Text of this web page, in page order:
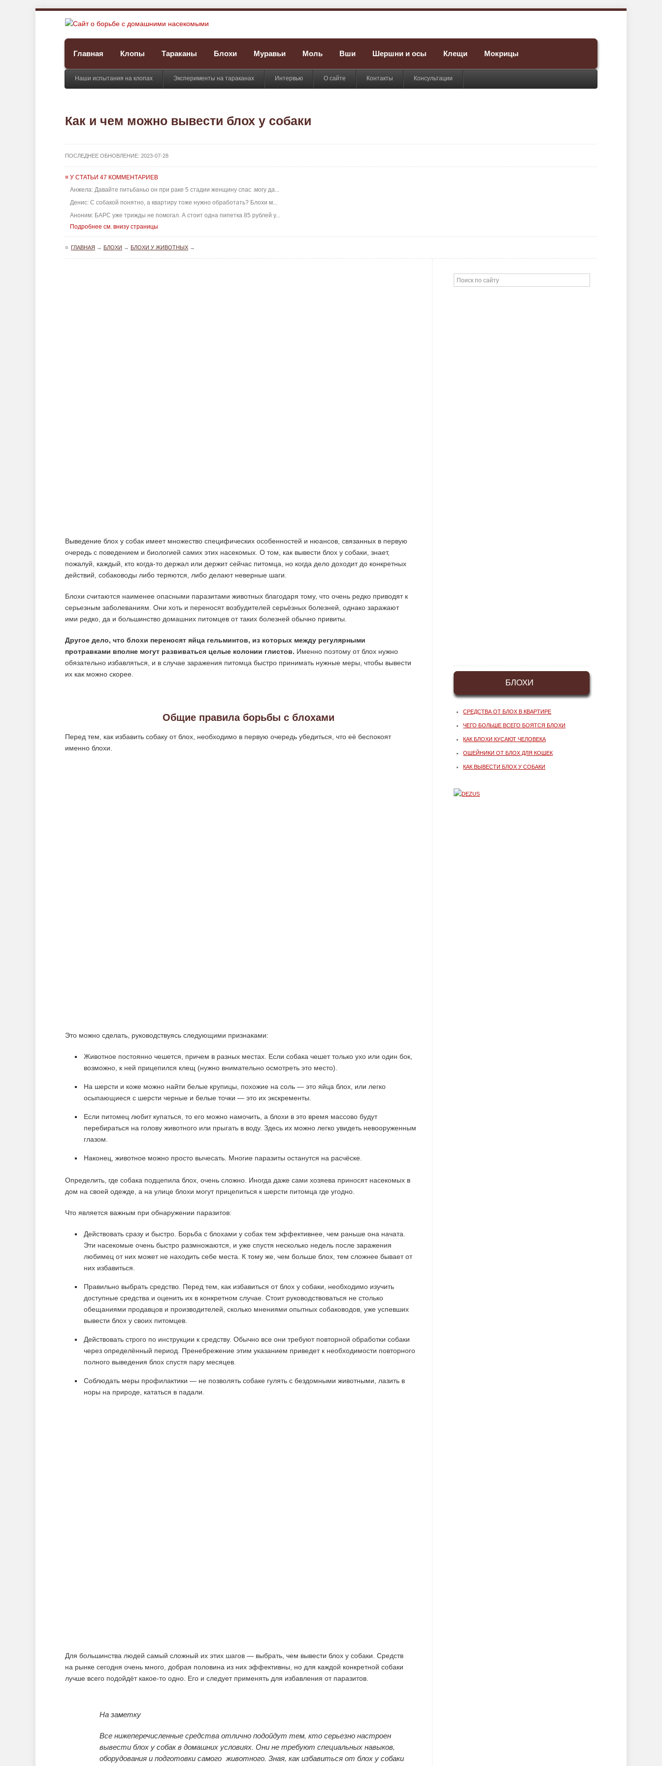
Главная Клопы Тараканы Блохи Муравьи Моль Вши Шершни и осы Клещи Мокрицы
Наши испытания на клопах Эксперименты на тараканах Интервью О сайте Контакты Консультации
Как и чем можно вывести блох у собаки
ПОСЛЕДНЕЕ ОБНОВЛЕНИЕ: 2023-07-28
≡ У СТАТЬИ 47 КОММЕНТАРИЕВ
Анжела: Давайте питьбаньо он при раке 5 стадии женщину спас .могу да...
Денис: С собакой понятно, а квартиру тоже нужно обработать? Блохи м...
Аноним: БАРС уже трижды не помогал. А стоит одна пипетка 85 рублей у...
Подробнее см. внизу страницы
≡ ГЛАВНАЯ → БЛОХИ → БЛОХИ У ЖИВОТНЫХ →
Выведение блох у собак имеет множество специфических особенностей и нюансов, связанных в первую
очередь с поведением и биологией самих этих насекомых. О том, как вывести блох у собаки, знает,
пожалуй, каждый, кто когда-то держал или держит сейчас питомца, но когда дело доходит до конкретных
действий, собаководы либо теряются, либо делают неверные шаги.
Блохи считаются наименее опасными паразитами животных благодаря тому, что очень редко приводят к
серьезным заболеваниям. Они хоть и переносят возбудителей серьёзных болезней, однако заражают
ими редко, да и большинство домашних питомцев от таких болезней обычно привиты.
Другое дело, что блохи переносят яйца гельминтов, из которых между регулярными
протравками вполне могут развиваться целые колонии глистов. Именно поэтому от блох нужно
обязательно избавляться, и в случае заражения питомца быстро принимать нужные меры, чтобы вывести
их как можно скорее.
Общие правила борьбы с блохами
Перед тем, как избавить собаку от блох, необходимо в первую очередь убедиться, что её беспокоят
именно блохи.
Это можно сделать, руководствуясь следующими признаками:
Животное постоянно чешется, причем в разных местах. Если собака чешет только ухо или один бок,
возможно, к ней прицепился клещ (нужно внимательно осмотреть это место).
На шерсти и коже можно найти белые крупицы, похожие на соль — это яйца блох, или легко
осыпающиеся с шерсти черные и белые точки — это их экскременты.
Если питомец любит купаться, то его можно намочить, а блохи в это время массово будут
перебираться на голову животного или прыгать в воду. Здесь их можно легко увидеть невооруженным
глазом.
Наконец, животное можно просто вычесать. Многие паразиты останутся на расчёске.
Определить, где собака подцепила блох, очень сложно. Иногда даже сами хозяева приносят насекомых в
дом на своей одежде, а на улице блохи могут прицепиться к шерсти питомца где угодно.
Что является важным при обнаружении паразитов:
Действовать сразу и быстро. Борьба с блохами у собак тем эффективнее, чем раньше она начата.
Эти насекомые очень быстро размножаются, и уже спустя несколько недель после заражения
любимец от них может не находить себе места. К тому же, чем больше блох, тем сложнее бывает от
них избавиться.
Правильно выбрать средство. Перед тем, как избавиться от блох у собаки, необходимо изучить
доступные средства и оценить их в конкретном случае. Стоит руководствоваться не столько
обещаниями продавцов и производителей, сколько мнениями опытных собаководов, уже успевших
вывести блох у своих питомцев.
Действовать строго по инструкции к средству. Обычно все они требуют повторной обработки собаки
через определённый период. Пренебрежение этим указанием приведет к необходимости повторного
полного выведения блох спустя пару месяцев.
Соблюдать меры профилактики — не позволять собаке гулять с бездомными животными, лазить в
норы на природе, кататься в падали.
Для большинства людей самый сложный их этих шагов — выбрать, чем вывести блох у собаки. Средств
на рынке сегодня очень много, добрая половина из них эффективны, но для каждой конкретной собаки
лучше всего подойдёт какое-то одно. Его и следует применять для избавления от паразитов.
На заметку
Все нижеперечисленные средства отлично подойдут тем, кто серьезно настроен
вывести блох у собак в домашних условиях. Они не требуют специальных навыков,
оборудования и подготовки самого животного. Зная, как избавиться от блох у собаки
БЛОХИ
СРЕДСТВА ОТ БЛОХ В КВАРТИРЕ
ЧЕГО БОЛЬШЕ ВСЕГО БОЯТСЯ БЛОХИ
КАК БЛОХИ КУСАЮТ ЧЕЛОВЕКА
ОШЕЙНИКИ ОТ БЛОХ ДЛЯ КОШЕК
КАК ВЫВЕСТИ БЛОХ У СОБАКИ